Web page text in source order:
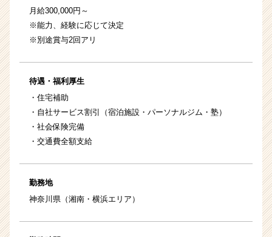
月給300,000円～
※能力、経験に応じて決定
※別途賞与2回アリ
待遇・福利厚生
・住宅補助
・自社サービス割引（宿泊施設・パーソナルジム・塾）
・社会保険完備
・交通費全額支給
勤務地
神奈川県（湘南・横浜エリア）